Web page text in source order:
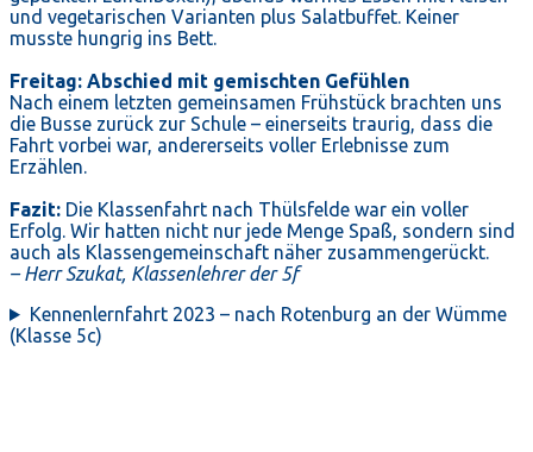
und vegetarischen Varianten plus Salatbuffet. Keiner
musste hungrig ins Bett.
Freitag: Abschied mit gemischten Gefühlen
Nach einem letzten gemeinsamen Frühstück brachten uns
die Busse zurück zur Schule – einerseits traurig, dass die
Fahrt vorbei war, andererseits voller Erlebnisse zum
Erzählen.
Fazit: Die Klassenfahrt nach Thülsfelde war ein voller
Erfolg. Wir hatten nicht nur jede Menge Spaß, sondern sind
auch als Klassengemeinschaft näher zusammengerückt.
– Herr Szukat, Klassenlehrer der 5f
Kennenlernfahrt 2023 – nach Rotenburg an der Wümme
(Klasse 5c)